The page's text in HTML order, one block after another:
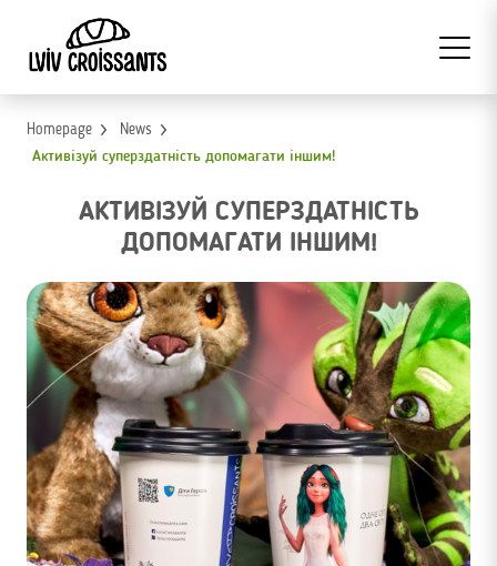
Homepage
News
Активізуй суперздатність допомагати іншим!
АКТИВІЗУЙ СУПЕРЗДАТНІСТЬ
ДОПОМАГАТИ ІНШИМ!